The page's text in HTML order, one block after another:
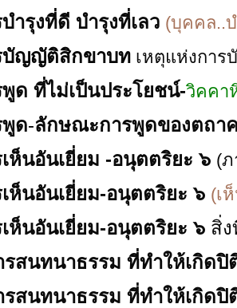
ำรุงที่ดี บำรุงที่เลว (บุคคล..
บัญญัติสิกขาบท เหตุแห่งกา
ด ที่ไม่เป็นประโยชน์-วิคคา
พูด-ลักษณะการพูดของตถา
ห็นอันเยี่ยม -อนุตตริยะ ๖ (ภ
ห็นอันเยี่ยม-อนุตตริยะ ๖ (เ
ห็นอันเยี่ยม-อนุตตริยะ ๖ สิ่
รสนทนาธรรม ที่ทำให้เกิดปิ
รสนทนาธรรม ที่ทำให้เกิดปิ